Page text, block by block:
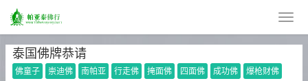
泰国佛牌恭请
佛童子 崇迪佛 南帕亚 行走佛 掩面佛 四面佛 成功佛
爆枪财佛